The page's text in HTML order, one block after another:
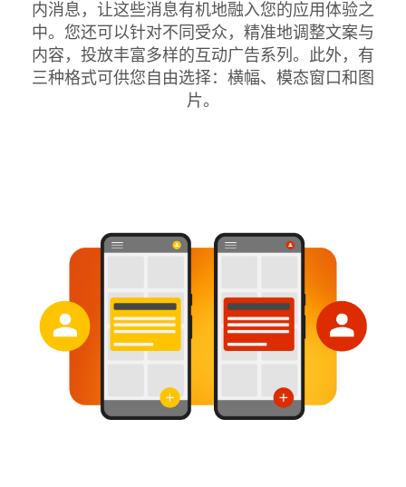
内消息，让这些消息有机地融入您的应用体验之
中。您还可以针对不同受众，精准地调整文案与
内容，投放丰富多样的互动广告系列。此外，有
三种格式可供您自由选择：横幅、模态窗口和图
片。